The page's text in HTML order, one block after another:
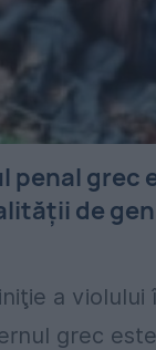
penal grec
de
a violului
grec